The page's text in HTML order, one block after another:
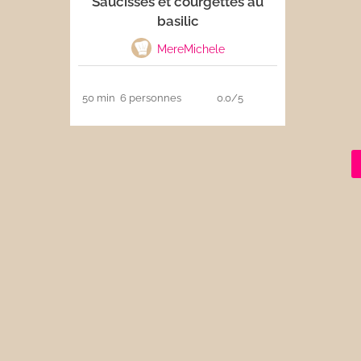
Boissons
basilic
MereMichele
50 min 6 personnes 0.0/5